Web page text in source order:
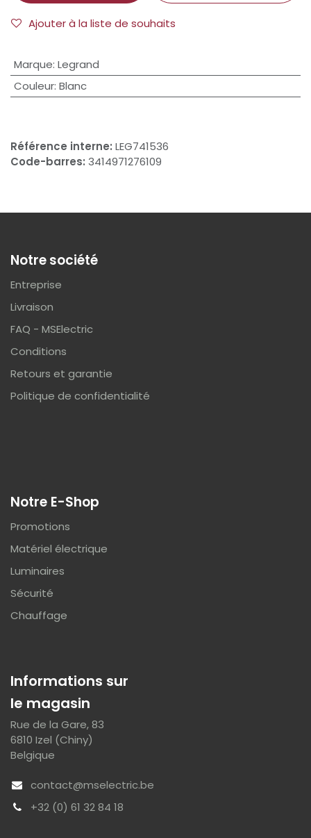
Ajouter à la liste de souhaits
Marque: Legrand
Couleur: Blanc
Référence interne: LEG741536
Code-barres: 3414971276109
Informations sur
le magasin
Rue de la Gare, 83
6810 Izel (Chiny)
Belgique
contact@mselectric.be
+32 (0) 61 32 84 18
Notre société
Entreprise
Livraison
FAQ - MSElectric
Conditions
Retours et garantie
Politique de confidentialité
Notre E-Shop
Promotions
Matériel électrique
Luminaires
Sécurité
Chauffage